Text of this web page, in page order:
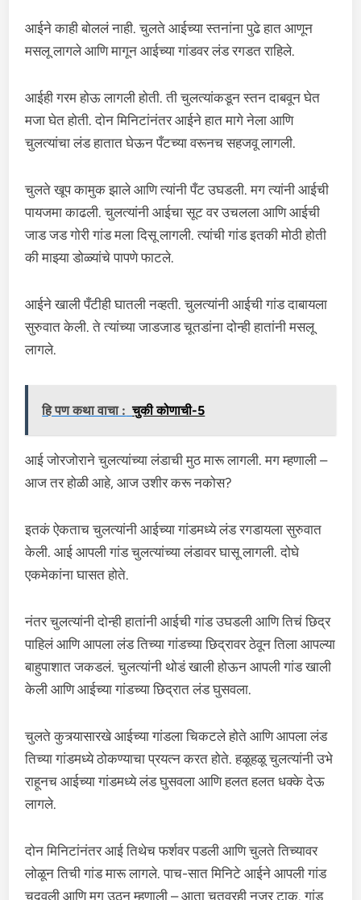
आईने काही बोललं नाही. चुलते आईच्या स्तनांना पुढे हात आणून
मसलू लागले आणि मागून आईच्या गांडवर लंड रगडत राहिले.
आईही गरम होऊ लागली होती. ती चुलत्यांकडून स्तन दाबवून घेत
मजा घेत होती. दोन मिनिटांनंतर आईने हात मागे नेला आणि
चुलत्यांचा लंड हातात घेऊन पँटच्या वरूनच सहजवू लागली.
चुलते खूप कामुक झाले आणि त्यांनी पँट उघडली. मग त्यांनी आईची
पायजमा काढली. चुलत्यांनी आईचा सूट वर उचलला आणि आईची
जाड जड गोरी गांड मला दिसू लागली. त्यांची गांड इतकी मोठी होती
की माझ्या डोळ्यांचे पापणे फाटले.
आईने खाली पँटीही घातली नव्हती. चुलत्यांनी आईची गांड दाबायला
सुरुवात केली. ते त्यांच्या जाडजाड चूतडांना दोन्ही हातांनी मसलू
लागले.
हि पण कथा वाचा : चुकी कोणाची-5
आई जोरजोराने चुलत्यांच्या लंडाची मुठ मारू लागली. मग म्हणाली –
आज तर होळी आहे, आज उशीर करू नकोस?
इतकं ऐकताच चुलत्यांनी आईच्या गांडमध्ये लंड रगडायला सुरुवात
केली. आई आपली गांड चुलत्यांच्या लंडावर घासू लागली. दोघे
एकमेकांना घासत होते.
नंतर चुलत्यांनी दोन्ही हातांनी आईची गांड उघडली आणि तिचं छिद्र
पाहिलं आणि आपला लंड तिच्या गांडच्या छिद्रावर ठेवून तिला आपल्या
बाहुपाशात जकडलं. चुलत्यांनी थोडं खाली होऊन आपली गांड खाली
केली आणि आईच्या गांडच्या छिद्रात लंड घुसवला.
चुलते कुत्र्यासारखे आईच्या गांडला चिकटले होते आणि आपला लंड
तिच्या गांडमध्ये ठोकण्याचा प्रयत्न करत होते. हळूहळू चुलत्यांनी उभे
राहूनच आईच्या गांडमध्ये लंड घुसवला आणि हलत हलत धक्के देऊ
लागले.
दोन मिनिटांनंतर आई तिथेच फर्शवर पडली आणि चुलते तिच्यावर
लोळून तिची गांड मारू लागले. पाच-सात मिनिटे आईने आपली गांड
चुदवली आणि मग उठून म्हणाली – आता चूतवरही नजर टाक. गांड